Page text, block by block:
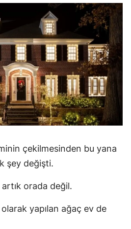
çekilmesinden bu yana
şey değişti.
orada değil.
yapılan ağaç ev de